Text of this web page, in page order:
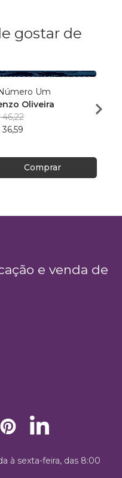
gostar de
Um
Oliveira
36,59
Comprar
e venda de
à sexta-feira, das 8:00